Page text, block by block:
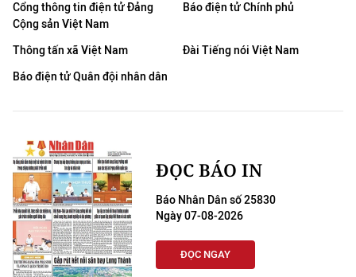
Cổng thông tin điện tử Đảng
Cộng sản Việt Nam
Báo điện tử Chính phủ
Thông tấn xã Việt Nam
Đài Tiếng nói Việt Nam
Báo điện tử Quân đội nhân dân
ĐỌC BÁO IN
Báo Nhân Dân số 25830
Ngày 07-08-2026
ĐỌC NGAY